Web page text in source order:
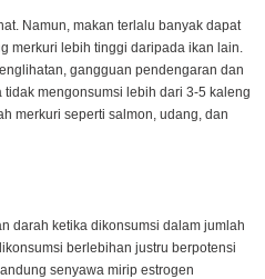
Namun, makan terlalu banyak dapat
merkuri lebih tinggi daripada ikan lain.
gangguan pendengaran dan
mengonsumsi lebih dari 3-5 kaleng
merkuri seperti salmon, udang, dan
darah ketika dikonsumsi dalam jumlah
berlebihan justru berpotensi
senyawa mirip estrogen